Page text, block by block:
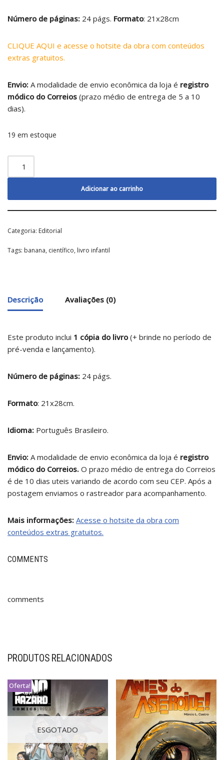
Número de páginas: 24 págs. Formato: 21x28cm
CLIQUE AQUI e acesse o hotsite da obra com conteúdos
extras gratuitos.
Envio: A modalidade de envio econômica da loja é registro
módico do Correios (prazo médio de entrega de 5 a 10
dias).
19 em estoque
Adicionar ao carrinho
Categoria: Editorial
Tags: banana, científico, livro infantil
Descrição Avaliações (0)
Este produto inclui 1 cópia do livro(+ brinde no período de
pré-venda e lançamento).
Número de páginas: 24 págs.
Formato: 21x28cm.
Idioma: Português Brasileiro.
Envio: A modalidade de envio econômica da loja é registro
módico do Correios. O prazo médio de entrega do Correios
é de 10 dias uteis variando de acordo com seu CEP. Após a
postagem enviamos o rastreador para acompanhamento.
Mais informações: Acesse o hotsite da obra com
conteúdos extras gratuitos.
COMMENTS
comments
PRODUTOS RELACIONADOS
ESGOTADO
Oferta!